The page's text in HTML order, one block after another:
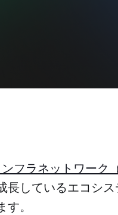
フラネットワーク（
しているエコシス
。